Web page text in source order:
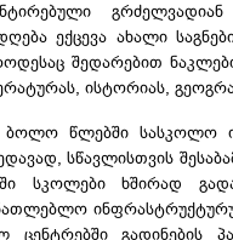
გრძელვადიან
ექცევა ახალი
შედარებით
ისტორიას,
წლებში სასკოლო
სწავლისთვის
სკოლები ხშირად
ცენტრებში გადინების